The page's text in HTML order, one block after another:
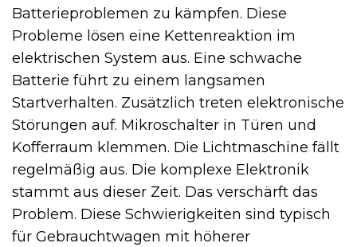
Batterieproblemen zu kämpfen. Diese
Probleme lösen eine Kettenreaktion im
elektrischen System aus. Eine schwache
Batterie führt zu einem langsamen
Startverhalten. Zusätzlich treten elektronische
Störungen auf. Mikroschalter in Türen und
Kofferraum klemmen. Die Lichtmaschine fällt
regelmäßig aus. Die komplexe Elektronik
stammt aus dieser Zeit. Das verschärft das
Problem. Diese Schwierigkeiten sind typisch
für Gebrauchtwagen mit höherer